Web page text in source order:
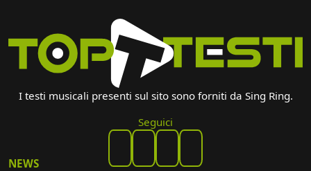
I testi musicali presenti sul sito sono forniti da Sing Ring.
Seguici
NEWS